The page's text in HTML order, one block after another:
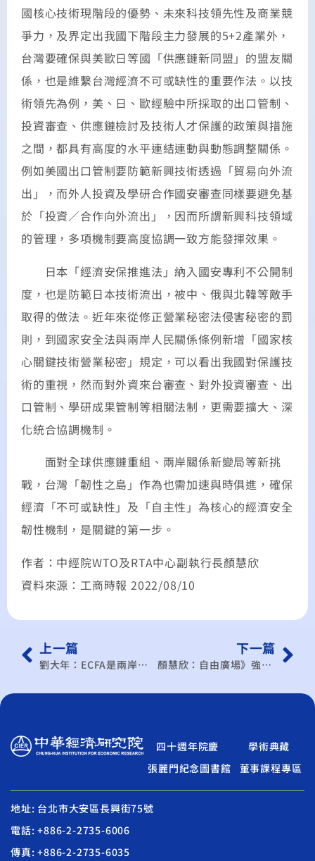
國核心技術現階段的優勢、未來科技領先性及商業競
爭力，及界定出我國下階段主力發展的5+2產業外，
台灣要確保與美歐日等國「供應鏈新同盟」的盟友關
係，也是維繫台灣經濟不可或缺性的重要作法。以技
術領先為例，美、日、歐經驗中所採取的出口管制、
投資審查、供應鏈檢討及技術人才保護的政策與措施
之間，都具有高度的水平連結連動與動態調整關係。
例如美國出口管制要防範新興技術透過「貿易向外流
出」，而外人投資及學研合作國安審查同樣要避免基
於「投資／合作向外流出」，因而所謂新興科技領域
的管理，多項機制要高度協調一致方能發揮效果。
日本「經濟安保推進法」納入國安專利不公開制
度，也是防範日本技術流出，被中、俄與北韓等敵手
取得的做法。近年來從修正營業秘密法侵害秘密的罰
則，到國家安全法與兩岸人民關係條例新增「國家核
心關鍵技術營業秘密」規定，可以看出我國對保護技
術的重視，然而對外資來台審查、對外投資審查、出
口管制、學研成果管制等相關法制，更需要擴大、深
化統合協調機制。
面對全球供應鏈重組、兩岸關係新變局等新挑
戰，台灣「韌性之島」作為也需加速與時俱進，確保
經濟「不可或缺性」及「自主性」為核心的經濟安全
韌性機制，是關鍵的第一步。
作者：中經院WTO及RTA中心副執行長顏慧欣
資料來源：工商時報 2022/08/10
上一篇
劉大年：ECFA是兩岸關係的風向球
下一篇
顏慧欣：自由廣場》強化經濟韌性 走出ECFA的牽絆
四十週年院慶
學術典藏
張麗門紀念圖書館
董事課程專區
地址: 台北市大安區長興街75號
電話: +886-2-2735-6006
傳真: +886-2-2735-6035